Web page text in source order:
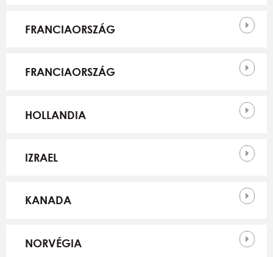
FRANCIAORSZÁG
FRANCIAORSZÁG
HOLLANDIA
IZRAEL
KANADA
NORVÉGIA